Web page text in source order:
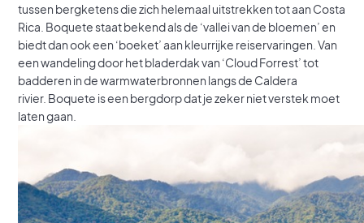
tussen bergketens die zich helemaal uitstrekken tot aan Costa
Rica. Boquete staat bekend als de ‘vallei van de bloemen’ en
biedt dan ook een ‘boeket’ aan kleurrijke reiservaringen. Van
een wandeling door het bladerdak van ‘Cloud Forrest’ tot
badderen in de warmwaterbronnen langs de Caldera
rivier. Boquete is een bergdorp dat je zeker niet verstek moet
laten gaan.